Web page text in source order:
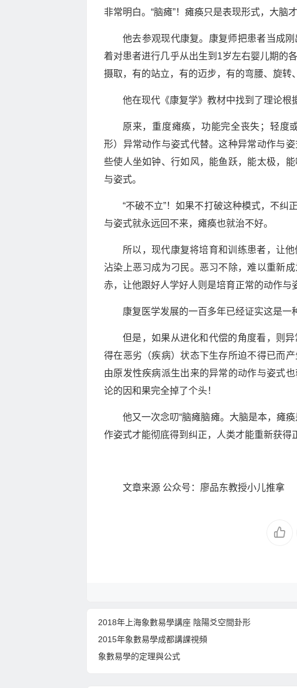
非常明白。“脑瘫”！瘫痪只是表现形式，大脑
他去参观现代康复。康复师把患者当成
着对患者进行几乎从出生到1岁左右婴儿期的
摄取，有的站立，有的迈步，有的弯腰、旋转
他在现代《康复学》教材中找到了理论根
原来，重度瘫痪，功能完全丧失；轻度
形）异常动作与姿式代替。这种异常动作与
些使人坐如钟、行如风，能鱼跃，能太极，
与姿式。
“不破不立”！如果不打破这种模式，不纠
与姿式就永远回不来，瘫痪也就治不好。
所以，现代康复将培育和训练患者，让
沾染上恶习成为刁民。恶习不除，难以重新
赤，让他跟好人学好人则是培育正常的动作与
康复医学发展的一百多年已经证实这是一
但是，如果从进化和代偿的角度看，则
得在恶劣（疾病）状态下生存所迫不得已而
由原发性疾病派生出来的异常的动作与姿式
论的因和果完全掉了个头！
他又一次念叨“脑瘫脑瘫。大脑是本，瘫
作姿式才能彻底得到纠正，人类才能重新获得
文章来源 公众号：廖品东教授小儿推拿
2018年上海象數易學講座 陰陽爻空間卦形
2015年象數易學成都講課視頻
象數易學的定理與公式